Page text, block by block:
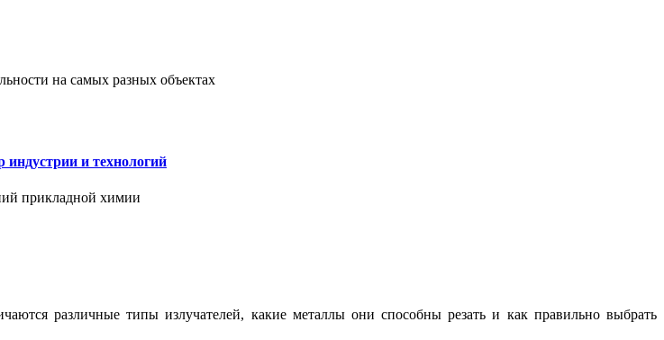
на самых разных объектах
и технологий
прикладной химии
различные типы излучателей, какие металлы они способны резать и как правильно выбрать